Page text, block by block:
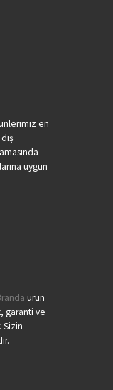
en
uygun
ürün
garanti ve
Sizin